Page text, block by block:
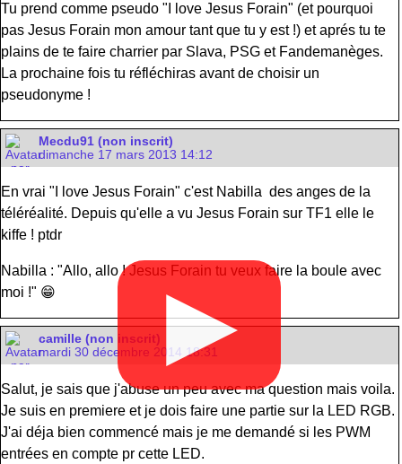
Tu prend comme pseudo "I love Jesus Forain" (et pourquoi
pas Jesus Forain mon amour tant que tu y est !) et aprés tu te
plains de te faire charrier par Slava, PSG et Fandemanèges.
La prochaine fois tu réfléchiras avant de choisir un
pseudonyme !
Mecdu91 (non inscrit)
dimanche 17 mars 2013 14:12
En vrai "I love Jesus Forain" c'est Nabilla des anges de la
téléréalité. Depuis qu'elle a vu Jesus Forain sur TF1 elle le
kiffe ! ptdr
▶
Nabilla : "Allo, allo ! Jesus Forain tu veux faire la boule avec
moi !" 😁
camille (non inscrit)
mardi 30 décembre 2014 18:31
Salut, je sais que j'abuse un peu avec ma question mais voila.
Je suis en premiere et je dois faire une partie sur la LED RGB.
J'ai déja bien commencé mais je me demandé si les PWM
entrées en compte pr cette LED.